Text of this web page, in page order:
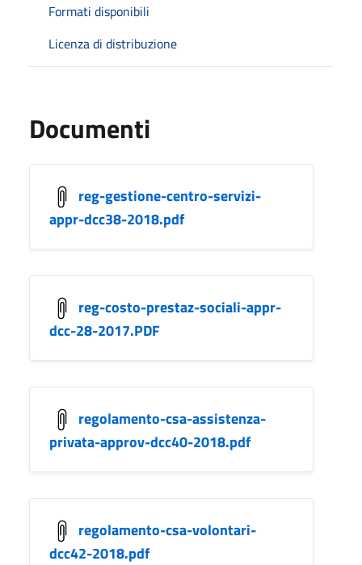
Formati disponibili
Licenza di distribuzione
Documenti
reg-gestione-centro-servizi-
appr-dcc38-2018.pdf
reg-costo-prestaz-sociali-appr-
dcc-28-2017.PDF
regolamento-csa-assistenza-
privata-approv-dcc40-2018.pdf
regolamento-csa-volontari-
dcc42-2018.pdf